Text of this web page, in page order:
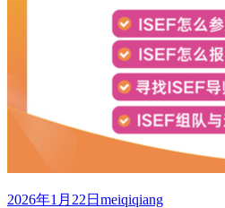
发
2026年1月22日 作
meiqiqiang